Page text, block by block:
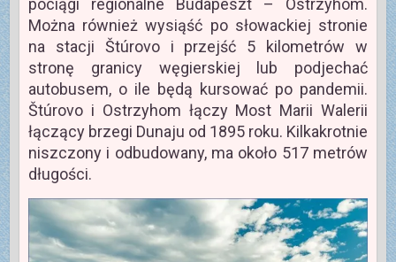
pociągi regionalne Budapeszt – Ostrzyhom.
Można również wysiąść po słowackiej stronie
na stacji Štúrovo i przejść 5 kilometrów w
stronę granicy węgierskiej lub podjechać
autobusem, o ile będą kursować po pandemii.
Štúrovo i Ostrzyhom łączy Most Marii Walerii
łączący brzegi Dunaju od 1895 roku. Kilkakrotnie
niszczony i odbudowany, ma około 517 metrów
długości.